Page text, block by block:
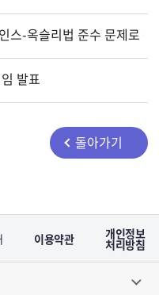
스-옥슬리법 준수 문제로
발표
돌아가기
이용약관 개인정보
처리방침